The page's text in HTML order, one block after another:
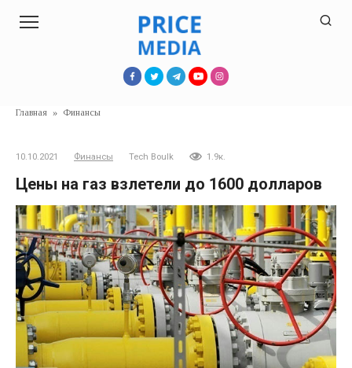
Главная » Финансы
10.10.2021 Финансы Tech Boulk 1.9к.
Цены на газ взлетели до 1600 долларов